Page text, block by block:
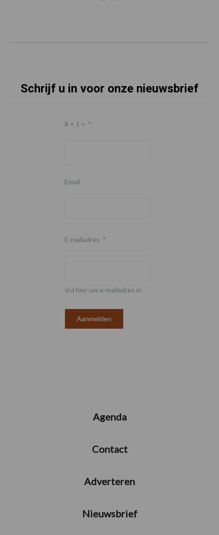
Schrijf u in voor onze nieuwsbrief
8 + 1 = *
Email
E-mailadres *
Vul hier uw e-mailadres in
Agenda
Contact
Adverteren
Nieuwsbrief